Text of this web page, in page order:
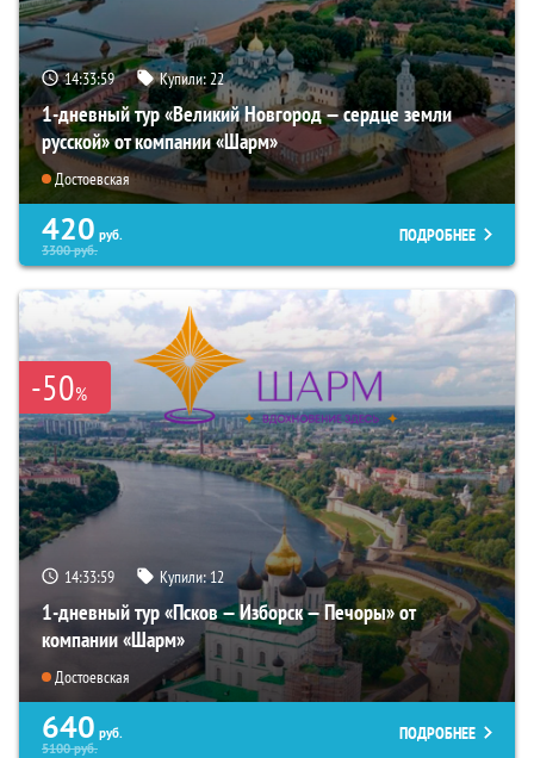
14:33:57 Купили:22
1-дневный тур «Великий Новгород — сердце земли
русской» от компании «Шарм»
Достоевская
420 руб.
3300руб.
ПОДРОБНЕЕ
-50%
14:33:57 Купили:12
1-дневный тур «Псков — Изборск — Печоры» от
компании «Шарм»
Достоевская
640 руб.
5100руб.
ПОДРОБНЕЕ